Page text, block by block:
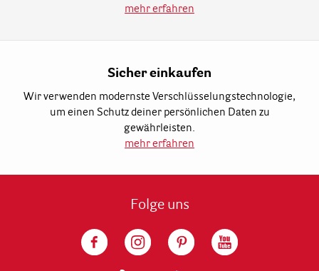
mehr erfahren
Sicher einkaufen
Wir verwenden modernste Verschlüsselungstechnologie,
um einen Schutz deiner persönlichen Daten zu
gewährleisten.
mehr erfahren
Folge uns